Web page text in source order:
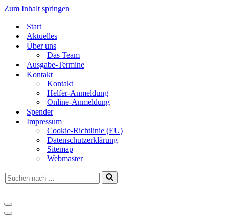
Zum Inhalt springen
Start
Aktuelles
Über uns
Das Team
Ausgabe-Termine
Kontakt
Kontakt
Helfer-Anmeldung
Online-Anmeldung
Spender
Impressum
Cookie-Richtlinie (EU)
Datenschutzerklärung
Sitemap
Webmaster
Suchen
nach …
Navigationsmenü
Navigationsmenü